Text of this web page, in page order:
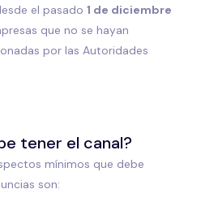
el pasado 1 de diciembre
que no se hayan
por las Autoridades
tener el canal?
mínimos que debe
son: